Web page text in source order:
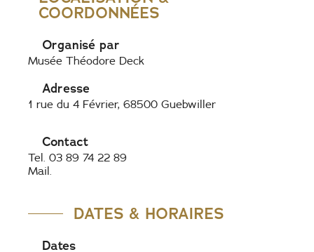
COORDONNÉES
Organisé par
Musée Théodore Deck
Adresse
1 rue du 4 Février, 68500 Guebwiller
Contact
Tel. 03 89 74 22 89
Mail.
DATES & HORAIRES
Dates